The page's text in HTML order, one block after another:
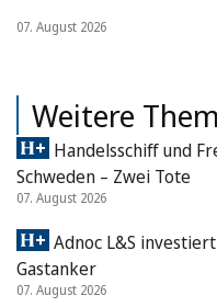
07. August 2026
Weitere
Handelsschiff und
Schweden – Zwei Tote
07. August 2026
Adnoc L&S
Gastanker
07. August 2026